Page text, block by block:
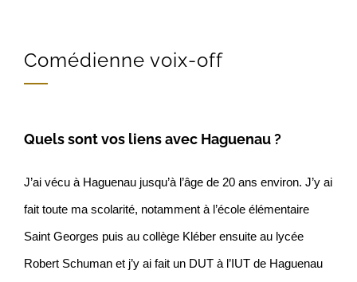
Comédienne voix-off
Quels sont vos liens avec Haguenau ?
J’ai vécu à Haguenau jusqu’à l’âge de 20 ans environ. J’y ai
fait toute ma scolarité, notamment à l’école élémentaire
Saint Georges puis au collège Kléber ensuite au lycée
Robert Schuman et j’y ai fait un DUT à l’IUT de Haguenau